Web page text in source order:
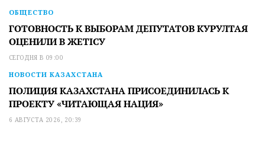
ОБЩЕСТВО
ГОТОВНОСТЬ К ВЫБОРАМ ДЕПУТАТОВ КУРУЛТАЯ
ОЦЕНИЛИ В ЖЕТІСУ
СЕГОДНЯ В 09:00
НОВОСТИ КАЗАХСТАНА
ПОЛИЦИЯ КАЗАХСТАНА ПРИСОЕДИНИЛАСЬ К
ПРОЕКТУ «ЧИТАЮЩАЯ НАЦИЯ»
6 АВГУСТА 2026, 20:39